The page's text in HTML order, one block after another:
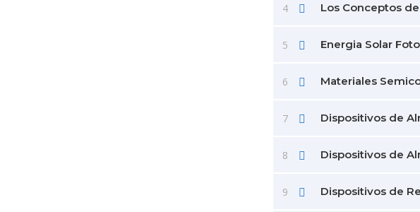
4 Los Conceptos
5 Energia Solar
6 Materiales
7 Dispositivos de
8 Dispositivos de
9 Dispositivos de